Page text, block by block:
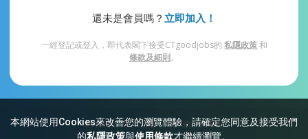
本網站使用Cookies來改善您的瀏覽體驗，請確定您同意及接受我們
的私隱政策與使用條款才繼續瀏覽。
還未是會員嗎？ 立即加入！
一經登記或登入，即代表閣下接受CTgoodjobs的 私隱政策和
條款及細則。
網站索引 常見問題 私隱 條款及細則